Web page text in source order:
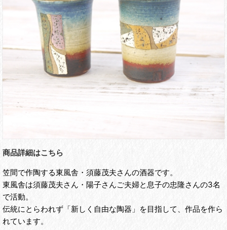
商品詳細はこちら
笠間で作陶する東風舎・須藤茂夫さんの酒器です。
東風舎は須藤茂夫さん・陽子さんご夫婦と息子の忠隆さんの3名
で活動。
伝統にとらわれず「新しく自由な陶器」を目指して、作品を作ら
れています。